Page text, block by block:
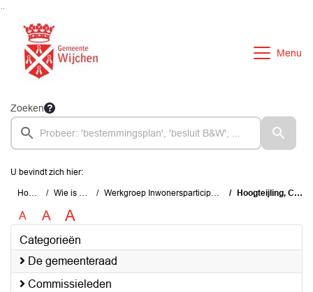
Ga naar de inhoud van deze pagina
Ga naar het zoeken
Ga naar het menu
Menu
Zoeken
U bevindt zich hier:
Home Wie is wie Werkgroep Inwonersparticipatie Hoogteijling, C.E.
A A A
Categorieën
De gemeenteraad
Commissieleden